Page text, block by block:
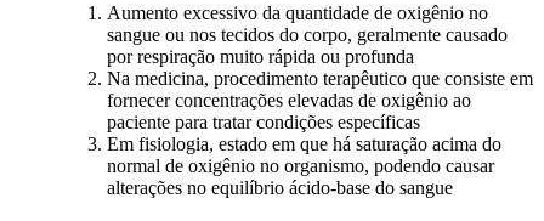
Aumento excessivo da quantidade de oxigênio no
sangue ou nos tecidos do corpo, geralmente causado
por respiração muito rápida ou profunda
Na medicina, procedimento terapêutico que consiste em
fornecer concentrações elevadas de oxigênio ao
paciente para tratar condições específicas
Em fisiologia, estado em que há saturação acima do
normal de oxigênio no organismo, podendo causar
alterações no equilíbrio ácido-base do sangue